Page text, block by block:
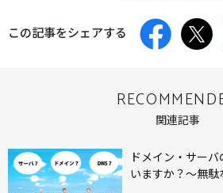
この記事をシェアする
関連記事
ドメイン・サー
いますか？～無